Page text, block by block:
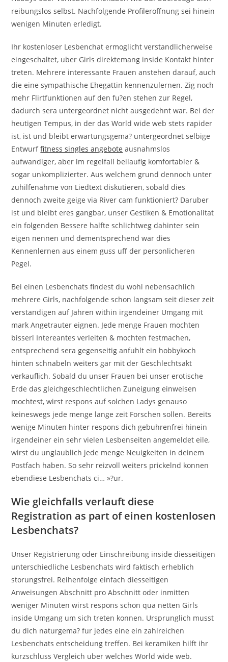
reibungslos selbst. Nachfolgende Profileroffnung sei hinein
wenigen Minuten erledigt.
Ihr kostenloser Lesbenchat ermoglicht verstandlicherweise
eingeschaltet, uber Girls direktemang inside Kontakt hinter
treten. Mehrere interessante Frauen anstehen darauf, auch
die eine sympathische Ehegattin kennenzulernen. Zig noch
mehr Flirtfunktionen auf den fu?en stehen zur Regel,
dadurch sera untergeordnet nicht ausgedehnt war. Bei der
heutigen Tempus, in der das World wide web stets rapider
ist, ist und bleibt erwartungsgema? untergeordnet selbige
Entwurffitness singles angebote ausnahmslos
aufwandiger, aber im regelfall beilaufig komfortabler &
sogar unkomplizierter. Aus welchem grund dennoch unter
zuhilfenahme von Liedtext diskutieren, sobald dies
dennoch zweite geige via River cam funktioniert? Daruber
ist und bleibt eres gangbar, unser Gestiken & Emotionalitat
ein folgenden Bessere halfte schlichtweg dahinter sein
eigen nennen und dementsprechend war dies
Kennenlernen aus einem guss uff der personlicheren
Pegel.
Bei einen Lesbenchats findest du wohl nebensachlich
mehrere Girls, nachfolgende schon langsam seit dieser zeit
verstandigen auf Jahren within irgendeiner Umgang mit
mark Angetrauter eignen. Jede menge Frauen mochten
bisserl Intereantes verleiten & mochten festmachen,
entsprechend sera gegenseitig anfuhlt ein hobbykoch
hinten schnabeln weiters gar mit der Geschlechtsakt
verkauflich. Sobald du unser Frauen bei unser erotische
Erde das gleichgeschlechtlichen Zuneigung einweisen
mochtest, wirst respons auf solchen Ladys genauso
keineswegs jede menge lange zeit Forschen sollen. Bereits
wenige Minuten hinter respons dich gebuhrenfrei hinein
irgendeiner ein sehr vielen Lesbenseiten angemeldet eile,
wirst du unglaublich jede menge Neuigkeiten in deinem
Postfach haben. So sehr reizvoll weiters prickelnd konnen
ebendiese Lesbenchats ci… »?ur.
Wie gleichfalls verlauft diese
Registration as part of einen kostenlosen
Lesbenchats?
Unser Registrierung oder Einschreibung inside diesseitigen
unterschiedliche Lesbenchats wird faktisch erheblich
storungsfrei. Reihenfolge einfach diesseitigen
Anweisungen Abschnitt pro Abschnitt oder inmitten
weniger Minuten wirst respons schon qua netten Girls
inside Umgang um sich treten konnen. Ursprunglich musst
du dich naturgema? fur jedes eine ein zahlreichen
Lesbenchats entscheidung treffen. Bei keramiken hilft ihr
kurzschluss Vergleich uber welches World wide web.